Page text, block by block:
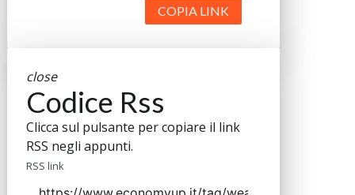
COPIA LINK
close
Codice Rss
Clicca sul pulsante per copiare il link
RSS negli appunti.
RSS link